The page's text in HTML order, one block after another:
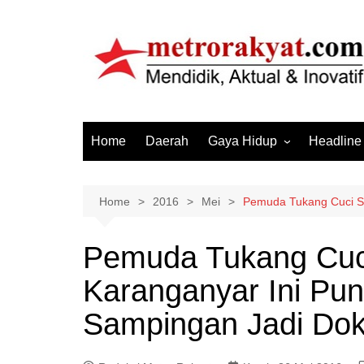
Home Daerah Gaya Hidup
Hiburan
Olahraga
Otomotif
Sosial & Budaya
Headline
Home 2016 Mei Pemuda Tukang Cuci
Pemuda Tukang
Karanganyar Ini
Sampingan Jadi